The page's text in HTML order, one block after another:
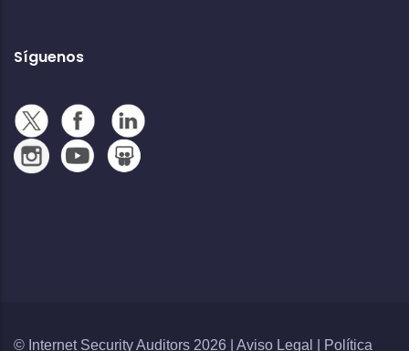
Síguenos
© Internet Security Auditors 2026 | Aviso Legal Política